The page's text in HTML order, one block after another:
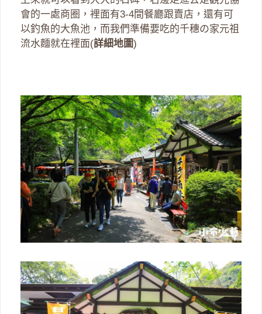
會的一處商圈，裡面有3-4間餐廳跟賣店，還有可
以釣魚的大魚池，而我們準備要吃的千穗の家元祖
流水麵就在裡面(詳細地圖)